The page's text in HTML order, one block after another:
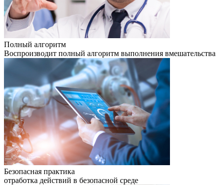
Полный алгоритм
Воспроизводит полный алгоритм выполнения вмешательства
Безопасная практика
отработка действий в безопасной среде